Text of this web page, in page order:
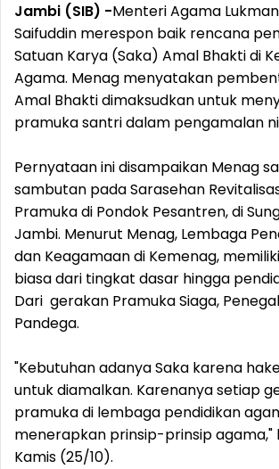
Jambi (SIB) -Menteri Agama
Saifuddin merespon baik rencana
Satuan Karya (Saka) Amal Bhakti di
Agama. Menag menyatakan
Amal Bhakti dimaksudkan untuk
pramuka santri dalam pengamalan
Pernyataan ini disampaikan Menag
sambutan pada Sarasehan
Pramuka di Pondok Pesantren, di
Jambi. Menurut Menag, Lembaga
dan Keagamaan di Kemenag,
biasa dari tingkat dasar hingga
Dari gerakan Pramuka Siaga,
Pandega.
"Kebutuhan adanya Saka karena
untuk diamalkan. Karenanya setiap
pramuka di lembaga pendidikan
menerapkan prinsip-prinsip agama,"
Kamis (25/10).